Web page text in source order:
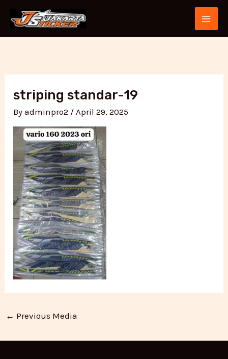
content
striping standar-19
Byadminpro2 /April 29, 2025
navigation
← Previous Media